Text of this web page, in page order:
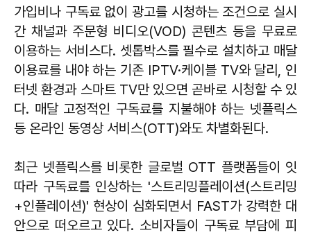
가입비나 구독료 없이 광고를 시청하는 조건으로 실시
간 채널과 주문형 비디오(VOD) 콘텐츠 등을 무료로
이용하는 서비스다. 셋톱박스를 필수로 설치하고 매달
이용료를 내야 하는 기존 IPTV·케이블 TV와 달리, 인
터넷 환경과 스마트 TV만 있으면 곧바로 시청할 수 있
다. 매달 고정적인 구독료를 지불해야 하는 넷플릭스
등 온라인 동영상 서비스(OTT)와도 차별화된다.
최근 넷플릭스를 비롯한 글로벌 OTT 플랫폼들이 잇
따라 구독료를 인상하는 '스트리밍플레이션(스트리밍
+인플레이션)' 현상이 심화되면서 FAST가 강력한 대
안으로 떠오르고 있다. 소비자들이 구독료 부담에 피